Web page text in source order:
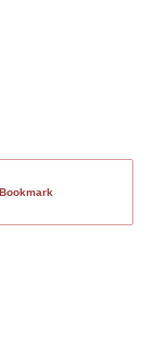
Bookmark